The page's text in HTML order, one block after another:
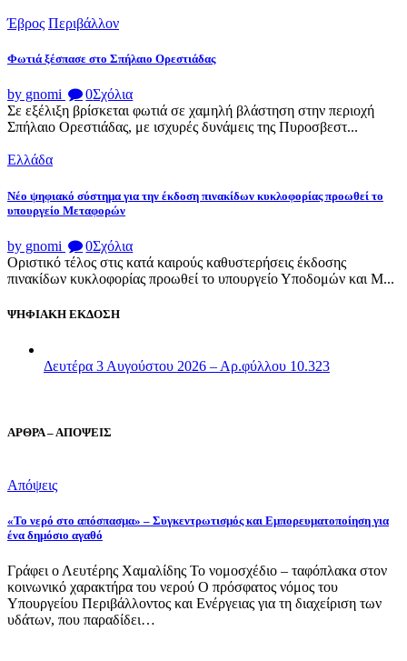
Έβρος Περιβάλλον
Φωτιά ξέσπασε στο Σπήλαιο Ορεστιάδας
by gnomi 0Σχόλια
Σε εξέλιξη βρίσκεται φωτιά σε χαμηλή βλάστηση στην περιοχή
Σπήλαιο Ορεστιάδας, με ισχυρές δυνάμεις της Πυροσβεστ...
Ελλάδα
Νέο ψηφιακό σύστημα για την έκδοση πινακίδων κυκλοφορίας προωθεί το
υπουργείο Μεταφορών
by gnomi 0Σχόλια
Οριστικό τέλος στις κατά καιρούς καθυστερήσεις έκδοσης
πινακίδων κυκλοφορίας προωθεί το υπουργείο Υποδομών και Μ...
ΨΗΦΙΑΚΗ ΕΚΔΟΣΗ
Δευτέρα 3 Αυγούστου 2026 – Αρ.φύλλου 10.323
ΑΡΘΡΑ – ΑΠΟΨΕΙΣ
Απόψεις
«Το νερό στο απόσπασμα» – Συγκεντρωτισμός και Εμπορευματοποίηση για
ένα δημόσιο αγαθό
Γράφει ο Λευτέρης Χαμαλίδης Το νομοσχέδιο – ταφόπλακα στον
κοινωνικό χαρακτήρα του νερού Ο πρόσφατος νόμος του
Υπουργείου Περιβάλλοντος και Ενέργειας για τη διαχείριση των
υδάτων, που παραδίδει…